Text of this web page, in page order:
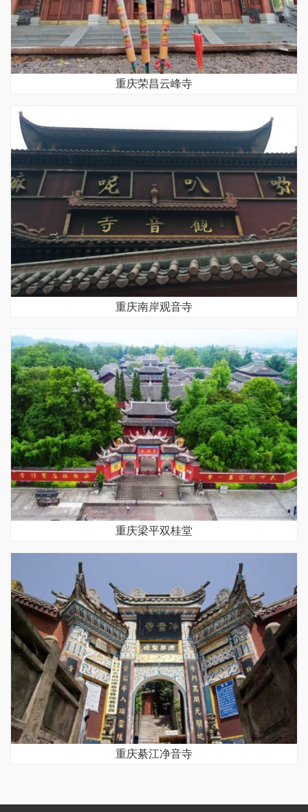
重庆荣昌云峰寺
重庆南岸观音寺
重庆梁平双桂堂
重庆綦江净音寺